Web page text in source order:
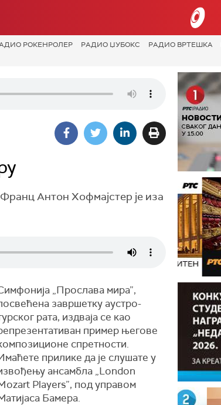
РОКЕНРОЛЕР РАДИО ЏУБОКС РАДИО ВРТЕШКА
Антон Хофмајстер је иза
„Прослава мира”,
завршетку аустро-
рата, издваја се као
пример његове
спретности.
прилике да је слушате у
ансамбла „London
Players”, под управом
Бамера.